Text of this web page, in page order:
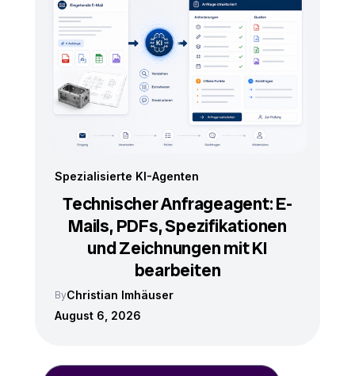
Spezialisierte KI-Agenten
Technischer Anfrageagent: E-
Mails, PDFs, Spezifikationen
und Zeichnungen mit KI
bearbeiten
ByChristian Imhäuser
August 6, 2026